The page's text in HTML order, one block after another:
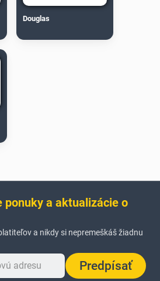
Douglas
ponuky a aktualizácie o
a nikdy si nepremeškáš žiadnu
Predpísať